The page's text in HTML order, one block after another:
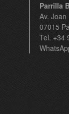
Parrilla
Av. Joan
07015
Tel. +34